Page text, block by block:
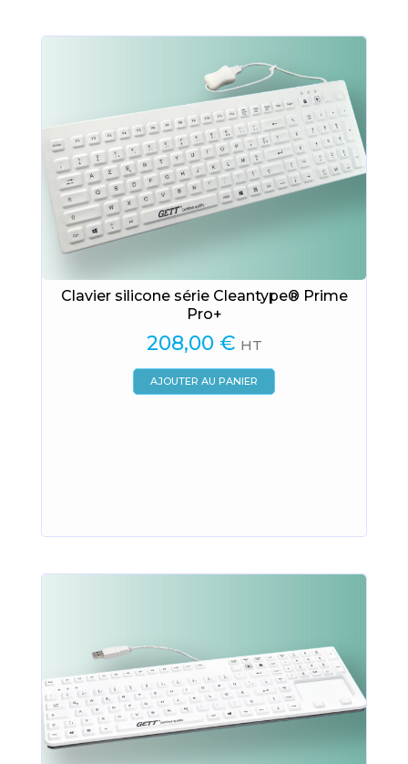
Clavier silicone série Cleantype® Prime
Pro+
208,00 € HT
AJOUTER AU PANIER